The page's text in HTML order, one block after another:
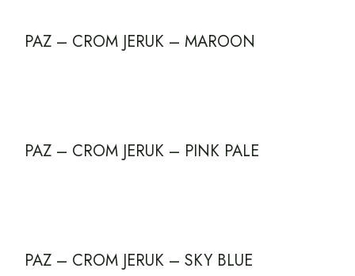
PAZ – CROM JERUK – MAROON
PAZ – CROM JERUK – PINK PALE
PAZ – CROM JERUK – SKY BLUE